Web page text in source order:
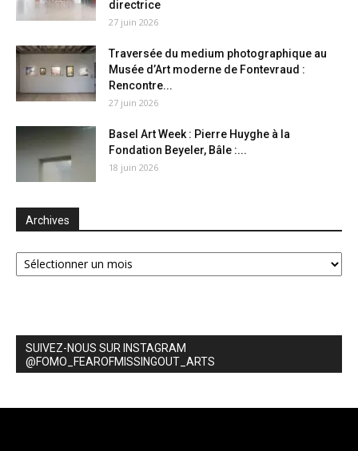
directrice
27 juin 2026
Traversée du medium photographique au
Musée d’Art moderne de Fontevraud :
Rencontre...
27 juin 2026
Basel Art Week : Pierre Huyghe à la
Fondation Beyeler, Bâle :...
18 juin 2026
Archives
Archives
SUIVEZ-NOUS SUR INSTAGRAM
@FOMO_FEAROFMISSINGOUT_ARTS